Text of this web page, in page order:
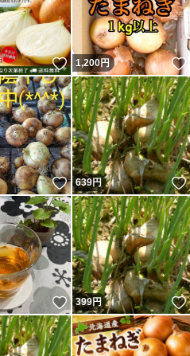
いいね！
1,200円
いいね！
639円
いいね！
399円